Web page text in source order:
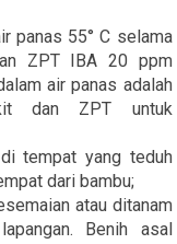
panas 55° C selama
ZPT IBA 20 ppm
air panas adalah
dan ZPT untuk
tempat yang teduh
dari bambu;
atau ditanam
Benih asal